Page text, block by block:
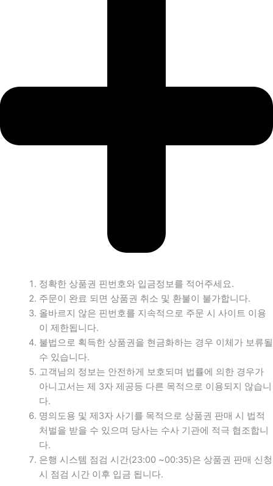
정확한 상품권 핀번호와 입금정보를 적어주세요.
주문이 완료 되면 상품권 취소 및 환불이 불가합니다.
올바르지 않은 핀번호를 지속적으로 주문 시 사이트 이용
이 제한됩니다.
불법으로 획득한 상품권을 현금화하는 경우 이체가 보류될
수 있습니다.
고객님의 정보는 안전하게 보호되며 법률에 의한 경우가
아니고서는 제 3자 제공등 다른 목적으로 이용되지 않습니
다.
명의도용 및 제3자 사기를 목적으로 상품권 판매 시 법적
처벌을 받을 수 있으며 당사는 수사 기관에 적극 협조합니
다.
은행 시스템 점검 시간(23:00 ~00:35)은 상품권 판매 신청
시 점검 시간 이후 입금 됩니다.